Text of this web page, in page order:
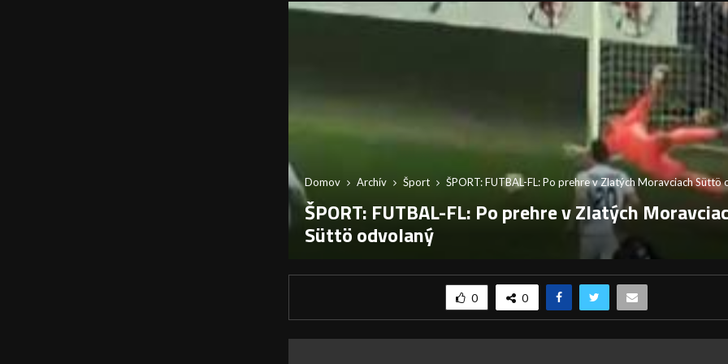
Domov Archív Šport ŠPORT: FUTBAL-FL: Po prehre v Zlatých Moravciach Süttö
ŠPORT: FUTBAL-FL: Po prehre v Zlatých
Süttö odvolaný
0 0